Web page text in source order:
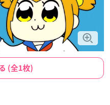
(全1枚)